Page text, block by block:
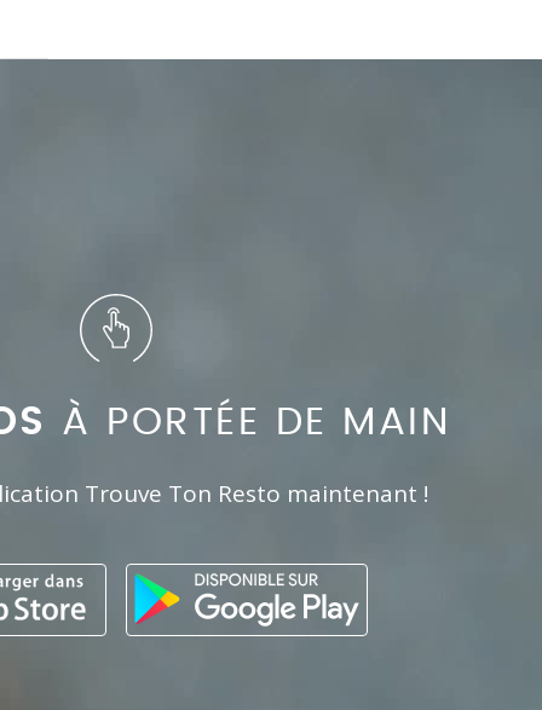
À PORTÉE DE MAIN
Trouve Ton Resto maintenant !